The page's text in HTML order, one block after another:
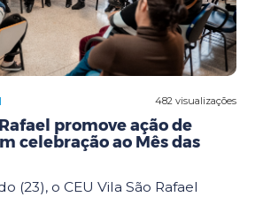
482 visualizações
promove ação de
celebração ao Mês das
(23), o CEU Vila São Rafael